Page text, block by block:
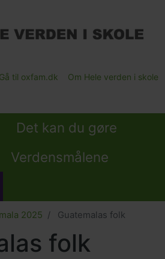
hovedindhold
Gå til oxfam.dk Om Hele verden i skole
Det kan du gøre
Verdensmålene
2025 Guatemalas folk
folk